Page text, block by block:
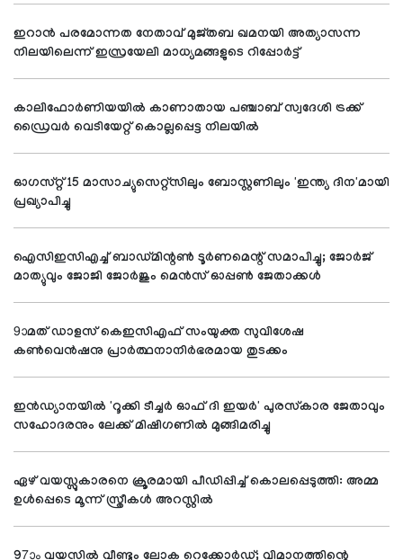
ഇറാന്‍ പരമോന്നത നേതാവ് മുജ്തബ ഖമനയി അത്യാസന്ന
നിലയിലെന്ന് ഇസ്രയേലി മാധ്യമങ്ങളുടെ റിപ്പോര്‍ട്ട്
കാലിഫോര്‍ണിയയില്‍ കാണാതായ പഞ്ചാബ് സ്വദേശി ട്രക്ക്
ഡ്രൈവര്‍ വെടിയേറ്റ് കൊല്ലപ്പെട്ട നിലയില്‍
ഓഗസ്റ്റ് 15 മാസാച്യുസെറ്റ്സിലും ബോസ്റ്റണിലും 'ഇന്ത്യ ദിന'മായി
പ്രഖ്യാപിച്ചു
ഐസിഇസിഎച്ച് ബാഡ്മിന്റണ്‍ ടൂര്‍ണമെന്റ് സമാപിച്ചു; ജോര്‍ജ്
മാത്യുവും ജോജി ജോര്‍ജും മെന്‍സ് ഓപ്പണ്‍ ജേതാക്കള്‍
9ാമത് ഡാളസ് കെഇസിഎഫ് സംയുക്ത സുവിശേഷ
കണ്‍വെന്‍ഷനു പ്രാര്‍ത്ഥനാനിര്‍ഭരമായ തുടക്കം
ഇന്‍ഡ്യാനയില്‍ 'റൂക്കി ടീച്ചര്‍ ഓഫ് ദി ഇയര്‍' പുരസ്‌കാര ജേതാവും
സഹോദരനും ലേക്ക് മിഷിഗണില്‍ മുങ്ങിമരിച്ചു
ഏഴ് വയസ്സുകാരനെ ക്രൂരമായി പീഡിപ്പിച്ച് കൊലപ്പെടുത്തി: അമ്മ
ഉള്‍പ്പെടെ മൂന്ന് സ്ത്രീകള്‍ അറസ്റ്റില്‍
97ാം വയസില്‍ വീണ്ടും ലോക റെക്കോര്‍ഡ്; വിമാനത്തിന്റെ